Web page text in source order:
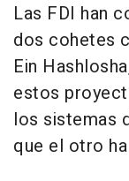
Las FDI han
dos cohetes
Ein
estos
los sistemas
que el otro